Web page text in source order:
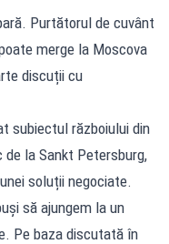
Purtătorul de cuvânt
merge la Moscova
discuții cu
subiectul războiului din
de la Sankt Petersburg,
soluții negociate.
să ajungem la un
Pe baza discutată în